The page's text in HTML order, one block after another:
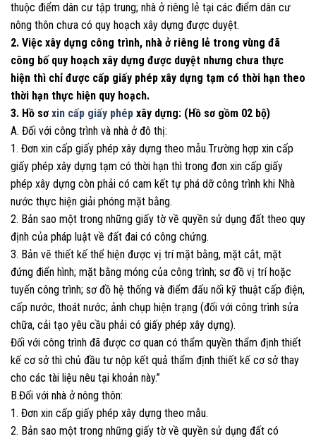
thuộc điểm dân cư tập trung; nhà ở riêng lẻ tại các điểm dân cư
nông thôn chưa có quy hoạch xây dựng được duyệt.
2. Việc xây dựng công trình, nhà ở riêng lẻ trong vùng đã
công bố quy hoạch xây dựng được duyệt nhưng chưa thực
hiện thì chỉ được cấp giấy phép xây dựng tạm có thời hạn theo
thời hạn thực hiện quy hoạch.
3. Hồ sơ xin cấp giấy phép xây dựng: (Hồ sơ gồm 02 bộ)
A. Đối với công trình và nhà ở đô thị:
1. Đơn xin cấp giấy phép xây dựng theo mẫu.Trường hợp xin cấp
giấy phép xây dựng tạm có thời hạn thì trong đơn xin cấp giấy
phép xây dựng còn phải có cam kết tự phá dỡ công trình khi Nhà
nước thực hiện giải phóng mặt bằng.
2. Bản sao một trong những giấy tờ về quyền sử dụng đất theo quy
định của pháp luật về đất đai có công chứng.
3. Bản vẽ thiết kế thể hiện được vị trí mặt bằng, mặt cắt, mặt
đứng điển hình; mặt bằng móng của công trình; sơ đồ vị trí hoặc
tuyến công trình; sơ đồ hệ thống và điểm đấu nối kỹ thuật cấp điện,
cấp nước, thoát nước; ảnh chụp hiện trạng (đối với công trình sửa
chữa, cải tạo yêu cầu phải có giấy phép xây dựng).
Đối với công trình đã được cơ quan có thẩm quyền thẩm định thiết
kế cơ sở thì chủ đầu tư nộp kết quả thẩm định thiết kế cơ sở thay
cho các tài liệu nêu tại khoản này.”
B.Đối với nhà ở nông thôn:
1. Đơn xin cấp giấy phép xây dựng theo mẫu.
2. Bản sao một trong những giấy tờ về quyền sử dụng đất có